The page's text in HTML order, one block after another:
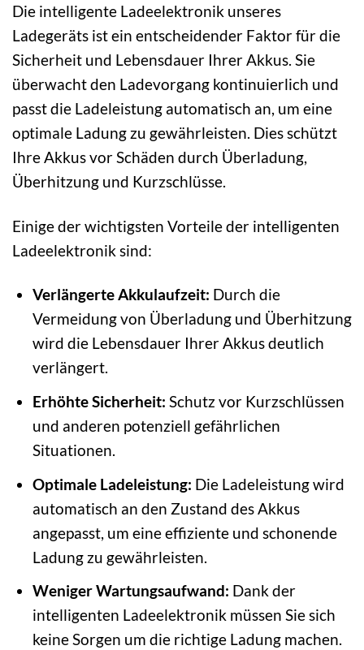
Die intelligente Ladeelektronik unseres
Ladegeräts ist ein entscheidender Faktor für die
Sicherheit und Lebensdauer Ihrer Akkus. Sie
überwacht den Ladevorgang kontinuierlich und
passt die Ladeleistung automatisch an, um eine
optimale Ladung zu gewährleisten. Dies schützt
Ihre Akkus vor Schäden durch Überladung,
Überhitzung und Kurzschlüsse.
Einige der wichtigsten Vorteile der intelligenten
Ladeelektronik sind:
Verlängerte Akkulaufzeit: Durch die
Vermeidung von Überladung und Überhitzung
wird die Lebensdauer Ihrer Akkus deutlich
verlängert.
Erhöhte Sicherheit: Schutz vor Kurzschlüssen
und anderen potenziell gefährlichen
Situationen.
Optimale Ladeleistung: Die Ladeleistung wird
automatisch an den Zustand des Akkus
angepasst, um eine effiziente und schonende
Ladung zu gewährleisten.
Weniger Wartungsaufwand: Dank der
intelligenten Ladeelektronik müssen Sie sich
keine Sorgen um die richtige Ladung machen.